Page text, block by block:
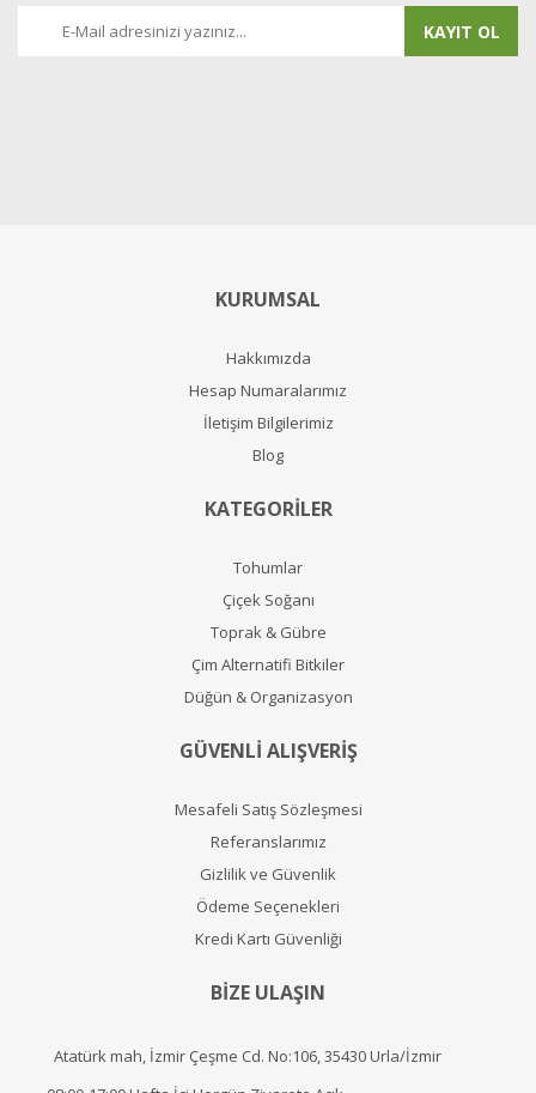
KAYIT OL
KURUMSAL
Hakkımızda
Hesap Numaralarımız
İletişim Bilgilerimiz
Blog
KATEGORİLER
Tohumlar
Çiçek Soğanı
Toprak & Gübre
Çim Alternatifi Bitkiler
Düğün & Organizasyon
GÜVENLİ ALIŞVERİŞ
Mesafeli Satış Sözleşmesi
Referanslarımız
Gizlilik ve Güvenlik
Ödeme Seçenekleri
Kredi Kartı Güvenliği
BİZE ULAŞIN
Atatürk mah, İzmir Çeşme Cd. No:106, 35430 Urla/İzmir